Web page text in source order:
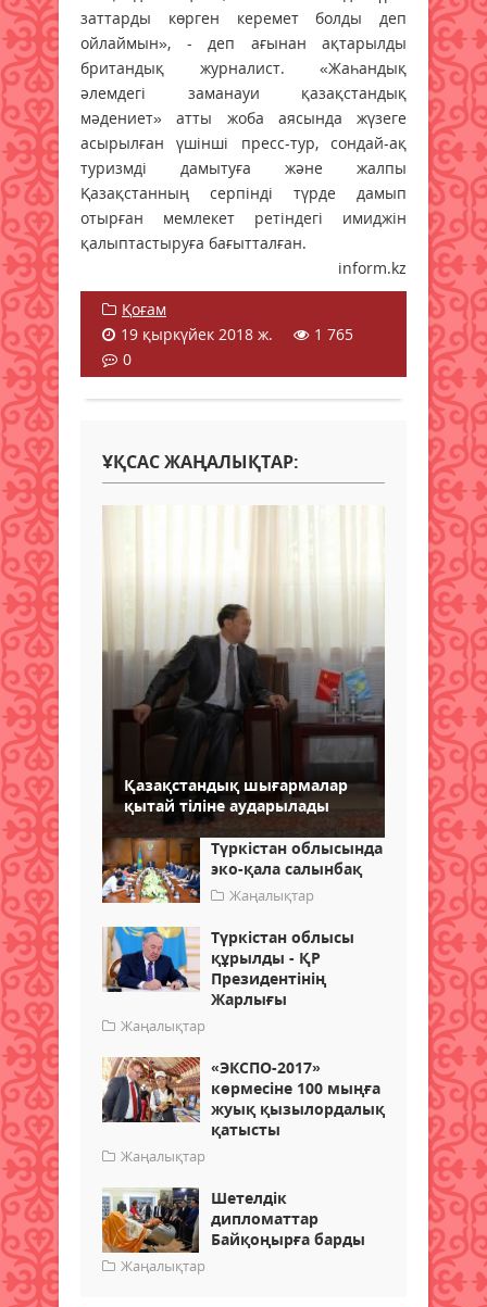
заттарды көрген керемет болды деп
ойлаймын», - деп ағынан ақтарылды
британдық журналист. «Жаһандық
әлемдегі заманауи қазақстандық
мәдениет» атты жоба аясында жүзеге
асырылған үшінші пресс-тур, сондай-ақ
туризмді дамытуға және жалпы
Қазақстанның серпінді түрде дамып
отырған мемлекет ретіндегі имиджін
қалыптастыруға бағытталған.
inform.kz
Қоғам
19 қыркүйек 2018 ж.
1 765
0
ҰҚСАС ЖАҢАЛЫҚТАР:
Қазақстандық шығармалар
қытай тіліне аударылады
Түркістан облысында
эко-қала салынбақ
Жаңалықтар
Түркістан облысы
құрылды - ҚР
Президентінің
Жарлығы
Жаңалықтар
«ЭКСПО-2017»
көрмесіне 100 мыңға
жуық қызылордалық
қатысты
Жаңалықтар
Шетелдік
дипломаттар
Байқоңырға барды
Жаңалықтар